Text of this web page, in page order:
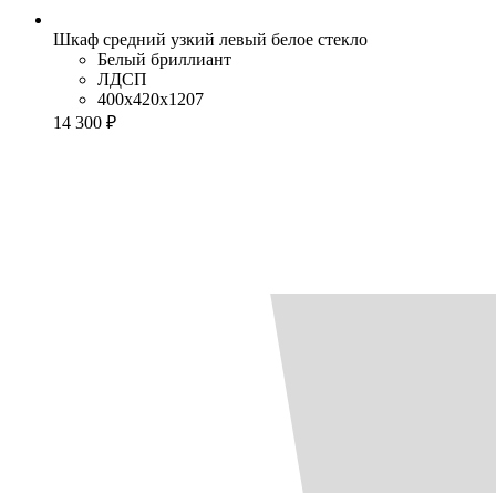
Шкаф средний узкий левый белое стекло
Белый бриллиант
ЛДСП
400x420x1207
14 300 ₽